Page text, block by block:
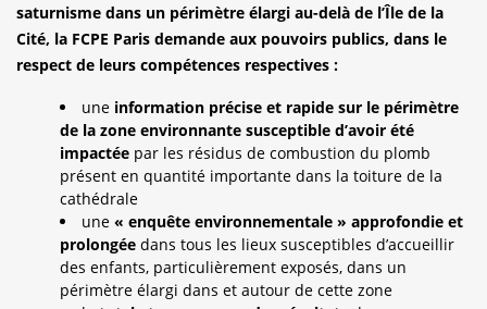
saturnisme dans un périmètre élargi au-delà de l’Île de la
Cité, la FCPE Paris demande aux pouvoirs publics, dans le
respect de leurs compétences respectives :
une information précise et rapide sur le périmètre
de la zone environnante susceptible d’avoir été
impactée par les résidus de combustion du plomb
présent en quantité importante dans la toiture de la
cathédrale
une « enquête environnementale » approfondie et
prolongée dans tous les lieux susceptibles d’accueillir
des enfants, particulièrement exposés, dans un
périmètre élargi dans et autour de cette zone